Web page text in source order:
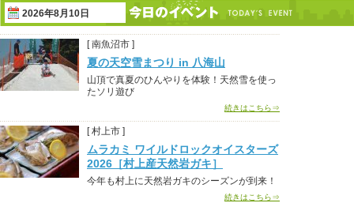
2026年8月10日
[ 南魚沼市 ]
夏の天空雪まつり in 八海山
山頂で真夏のひんやりを体験！天然雪を使っ
たソリ遊び
続きはこちら⇒
[ 村上市 ]
ムラカミ ワイルドロックオイスターズ
2026［村上産天然岩ガキ］
今年も村上に天然岩ガキのシーズンが到来！
続きはこちら⇒